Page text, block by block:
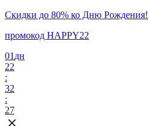
Скидки до 80% ко Дню Рождения!
промокод HAPPY22
01 дн
22
:
32
:
27